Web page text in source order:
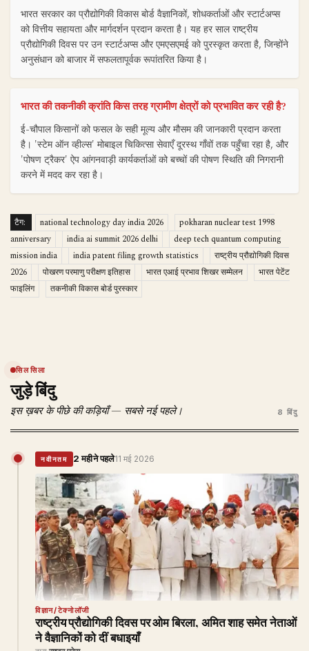
भारत सरकार का प्रौद्योगिकी विकास बोर्ड वैज्ञानिकों, शोधकर्ताओं और स्टार्टअप्स
को वित्तीय सहायता और मार्गदर्शन प्रदान करता है। यह हर साल राष्ट्रीय
प्रौद्योगिकी दिवस पर उन स्टार्टअप्स और एमएसएमई को पुरस्कृत करता है, जिन्होंने
अनुसंधान को बाजार में सफलतापूर्वक रूपांतरित किया है।
भारत की तकनीकी क्रांति किस तरह ग्रामीण क्षेत्रों को प्रभावित कर रही है?
ई-चौपाल किसानों को फसल के सही मूल्य और मौसम की जानकारी प्रदान करता
है। 'स्टेम ऑन व्हील्स' मोबाइल चिकित्सा सेवाएँ दूरस्थ गाँवों तक पहुँचा रहा है, और
'पोषण ट्रैकर' ऐप आंगनवाड़ी कार्यकर्ताओं को बच्चों की पोषण स्थिति की निगरानी
करने में मदद कर रहा है।
टैग: national technology day india 2026
pokharan nuclear test 1998
anniversary
india ai summit 2026 delhi
deep tech quantum computing
mission india
india patent filing growth statistics
राष्ट्रीय प्रौद्योगिकी दिवस
2026
पोखरण परमाणु परीक्षण इतिहास भारत एआई प्रभाव शिखर सम्मेलन
भारत पेटेंट
फाइलिंग
तकनीकी विकास बोर्ड पुरस्कार
सिलसिला
जुड़े बिंदु
इस ख़बर के पीछे की कड़ियाँ — सबसे नई पहले। 8 बिंदु
नवीनतम 2 महीने पहले11 मई 2026
विज्ञान/टेक्नोलॉजी
राष्ट्रीय प्रौद्योगिकी दिवस पर ओम बिरला, अमित शाह समेत नेताओं
ने वैज्ञानिकों को दीं बधाइयाँ